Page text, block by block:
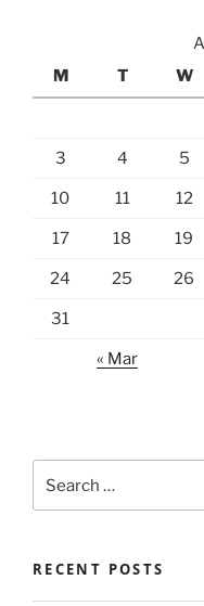
M
T W
3 4 5
10 11 12
17 18 19
24 25 26
31
« Mar
for:
RECENT POSTS